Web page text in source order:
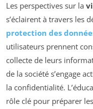
Les perspectives sur la
s’éclairent à travers les
protection des
utilisateurs prennent
collecte de leurs
de la société s’engage
la confidentialité.
rôle clé pour préparer